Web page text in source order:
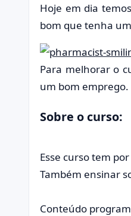
Hoje em dia
bom que tenha
Para melhorar o
um bom emprego.
Sobre o curso:
Esse curso tem
Também ensinar
Conteúdo